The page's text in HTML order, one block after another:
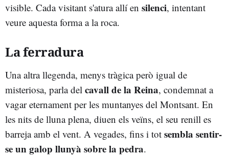
visible. Cada visitant s'atura allí en silenci, intentant
veure aquesta forma a la roca.
La ferradura
Una altra llegenda, menys tràgica però igual de
misteriosa, parla del cavall de la Reina, condemnat a
vagar eternament per les muntanyes del Montsant. En
les nits de lluna plena, diuen els veïns, el seu renill es
barreja amb el vent. A vegades, fins i tot sembla sentir-
se un galop llunyà sobre la pedra.